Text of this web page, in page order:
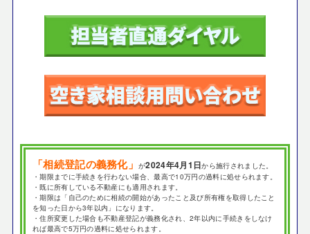
「相続登記の義務化」が2024年4月1日から施行されました。
・期限までに手続きを行わない場合、最高で10万円の過料に処せられます。
・既に所有している不動産にも適用されます。
・期限は「自己のために相続の開始があったこと及び所有権を取得したこと
を知った日から3年以内」になります。
・住所変更した場合も不動産登記が義務化され、2年以内に手続きをしなけ
れば最高で5万円の過料に処せられます。